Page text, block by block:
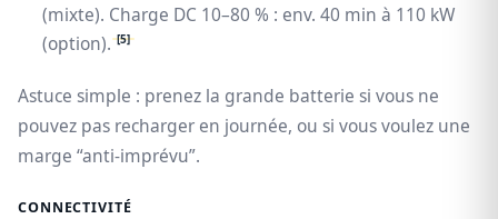
(mixte). Charge DC 10–80 % : env. 40 min à 110 kW
(option). [5]
Astuce simple : prenez la grande batterie si vous ne
pouvez pas recharger en journée, ou si vous voulez une
marge “anti‑imprévu”.
CONNECTIVITÉ